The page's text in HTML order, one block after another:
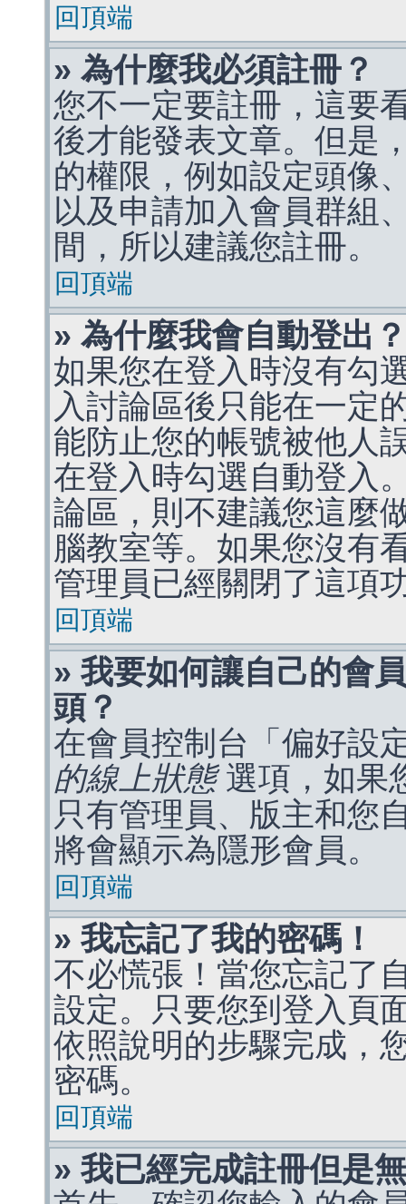
回頂端
» 為什麼我必須註冊？
您不一定要註冊，這要
後才能發表文章。但是
的權限，例如設定頭像
以及申請加入會員群組
間，所以建議您註冊。
回頂端
» 為什麼我會自動登出？
如果您在登入時沒有勾
入討論區後只能在一定
能防止您的帳號被他人
在登入時勾選自動登入
論區，則不建議您這麼
腦教室等。如果您沒有
管理員已經關閉了這項
回頂端
» 我要如何讓自己的會
頭？
在會員控制台「偏好設
的線上狀態選項，如果
只有管理員、版主和您
將會顯示為隱形會員。
回頂端
» 我忘記了我的密碼！
不必慌張！當您忘記了
設定。只要您到登入頁
依照說明的步驟完成，
密碼。
回頂端
» 我已經完成註冊但是